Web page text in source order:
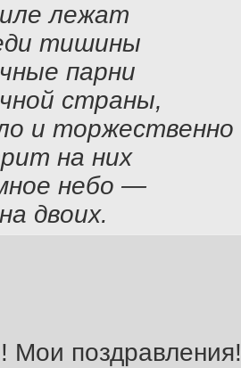
лежат
тишины
парни
страны,
и торжественно
на них
небо —
двоих.
Мои